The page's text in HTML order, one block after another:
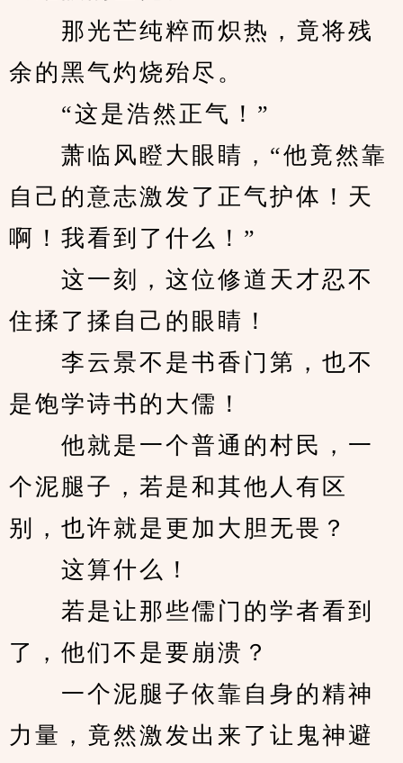
那光芒纯粹而炽热，竟将残
余的黑气灼烧殆尽。
“这是浩然正气！”
萧临风瞪大眼睛，“他竟然靠
自己的意志激发了正气护体！天
啊！我看到了什么！”
这一刻，这位修道天才忍不
住揉了揉自己的眼睛！
李云景不是书香门第，也不
是饱学诗书的大儒！
他就是一个普通的村民，一
个泥腿子，若是和其他人有区
别，也许就是更加大胆无畏？
这算什么！
若是让那些儒门的学者看到
了，他们不是要崩溃？
一个泥腿子依靠自身的精神
力量，竟然激发出来了让鬼神避